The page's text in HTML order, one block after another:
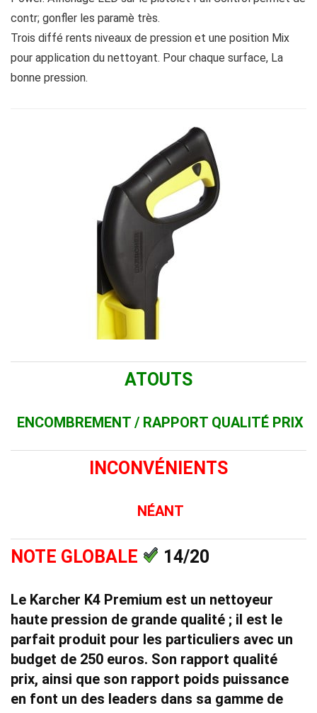
contr; gonfler les paramè très.
Trois diffé rents niveaux de pression et une position Mix
pour application du nettoyant. Pour chaque surface, La
bonne pression.
ATOUTS
ENCOMBREMENT / RAPPORT QUALITÉ PRIX
INCONVÉNIENTS
NÉANT
NOTE GLOBALE 14/20
Le Karcher K4 Premium est un nettoyeur
haute pression de grande qualité ; il est le
parfait produit pour les particuliers avec un
budget de 250 euros. Son rapport qualité
prix, ainsi que son rapport poids puissance
en font un des leaders dans sa gamme de